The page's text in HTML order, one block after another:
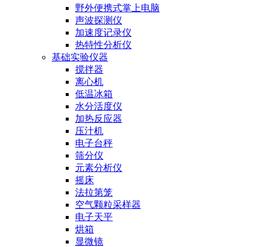
野外便携式掌上电脑
声波探测仪
加速度记录仪
热特性分析仪
基础实验仪器
搅拌器
离心机
低温冰箱
水分活度仪
加热反应器
压汁机
电子台秤
筛分仪
元素分析仪
摇床
法拉第笼
空气颗粒采样器
电子天平
烘箱
显微镜